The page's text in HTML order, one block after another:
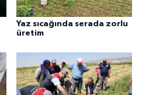
Yaz sıcağında serada zorlu
üretim